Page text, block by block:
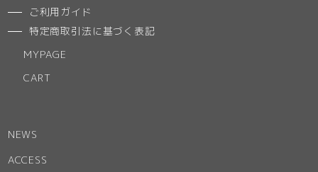
ご利用ガイド
特定商取引法に基づく表記
MYPAGE
CART
NEWS
ACCESS